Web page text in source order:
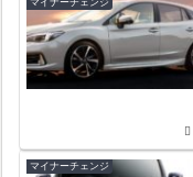
マイナーチェンジ